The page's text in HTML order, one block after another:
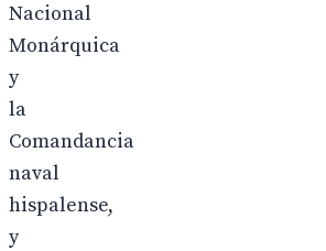
Nacional
Monárquica
y
la
Comandancia
naval
hispalense,
y